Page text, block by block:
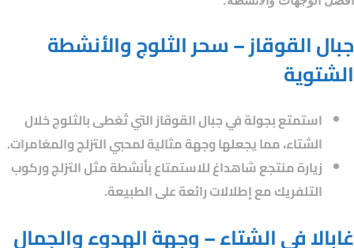
جبال القوقاز – سحر الثلوج والأنشطة
الشتوية
استمتع بجولة في جبال القوقاز التي تُغطى بالثلوج خلال
الشتاء، مما يجعلها وجهة مثالية لمحبي التزلج والمغامرات.
زيارة منتجع شاهداغ للاستمتاع بأنشطة مثل التزلج وركوب
التلفريك مع إطلالات رائعة على الطبيعة.
غابالا في الشتاء – وجهة الهدوء والجمال